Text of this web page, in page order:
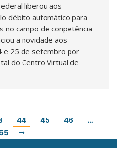
liberou aos
débito automático para
no campo de conpetência
a novidade aos
e 25 de setembro por
do Centro Virtual de
44 45 46
…